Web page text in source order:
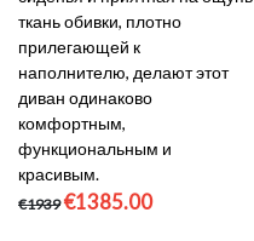
ткань обивки, плотно
прилегающей к
наполнителю, делают этот
диван одинаково
комфортным,
функциональным и
красивым.
€1939 €1385.00